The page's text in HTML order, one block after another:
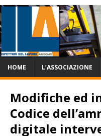
HOME L’ASSOCIAZIONE
Modifiche ed
Codice
digitale